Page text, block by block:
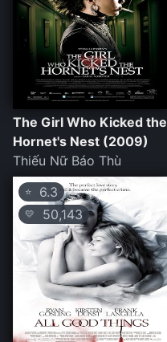
The Girl Who Kicked the
Hornet's Nest (2009)
Thiếu Nữ Báo Thù
⭐ 6.3
💛 50,143